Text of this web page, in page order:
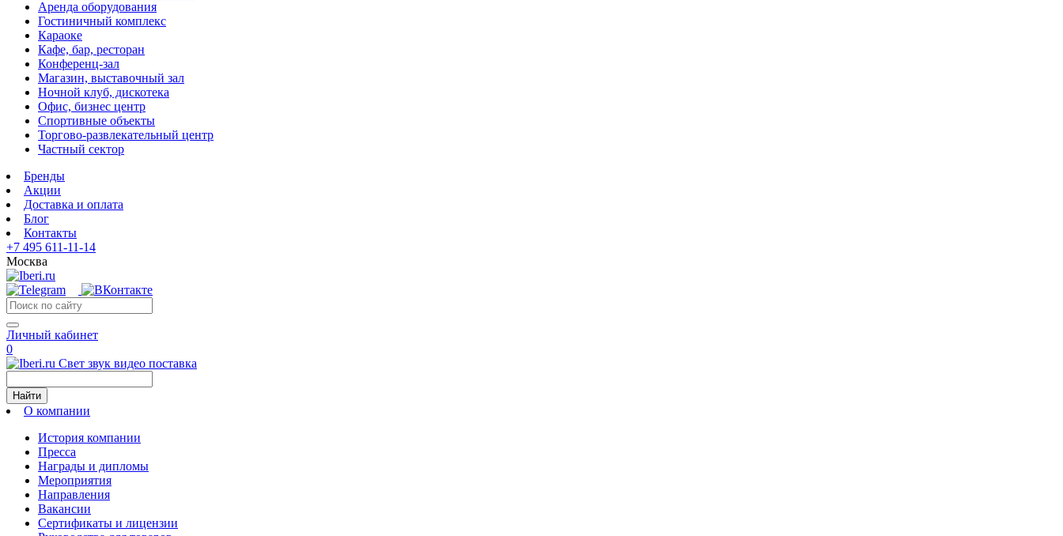
Аренда оборудования
Гостиничный комплекс
Караоке
Кафе, бар, ресторан
Конференц-зал
Магазин, выставочный зал
Ночной клуб, дискотека
Офис, бизнес центр
Спортивные объекты
Торгово-развлекательный центр
Частный сектор
Бренды
Акции
Доставка и оплата
Блог
Контакты
+7 495 611-11-14
Москва
Личный кабинет
0
Свет звук видео поставка
Найти
О компании
История компании
Пресса
Награды и дипломы
Мероприятия
Направления
Вакансии
Сертификаты и лицензии